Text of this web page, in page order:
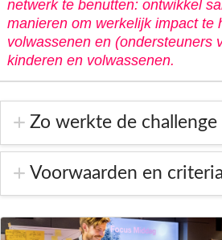
netwerk te benutten: ontwikkel
manieren om werkelijk impact te
volwassenen en (ondersteuners
kinderen en volwassenen.
Zo werkte de challenge
Voorwaarden en criteria